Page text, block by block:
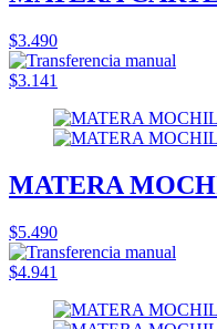
$3.490
$3.141
MATERA
$5.490
$4.941